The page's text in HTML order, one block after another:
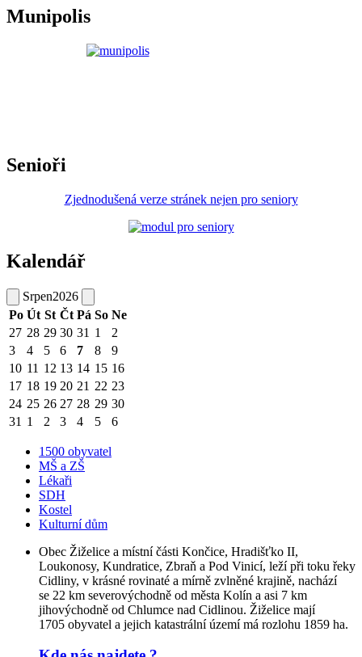
Munipolis
Senioři
Zjednodušená verze stránek nejen pro seniory
Kalendář
Srpen2026
Po Út St Čt Pá So Ne
27 28 29 30 31 1
2
3
4 5 6 7 8
9
10 11 12 13 14 15 16
17 18 19 20 21 22 23
24 25 26 27 28 29 30
31 1 2 3 4 5 6
1500 obyvatel
MŠ a ZŠ
Lékaři
SDH
Kostel
Kulturní dům
Obec Žiželice a místní části Končice, Hradišťko II,
Loukonosy, Kundratice, Zbraň a Pod Vinicí, leží při toku řeky
Cidliny, v krásné rovinaté a mírně zvlněné krajině, nachází
se 22 km severovýchodně od města Kolín a asi 7 km
jihovýchodně od Chlumce nad Cidlinou. Žiželice mají
1705 obyvatel a jejich katastrální území má rozlohu 1859 ha.